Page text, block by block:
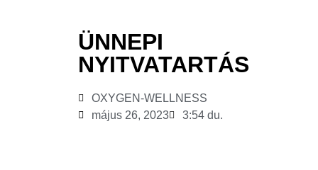
ÜNNEPI
NYITVATARTÁS
OXYGEN-WELLNESS
május 26, 2023
3:54 du.